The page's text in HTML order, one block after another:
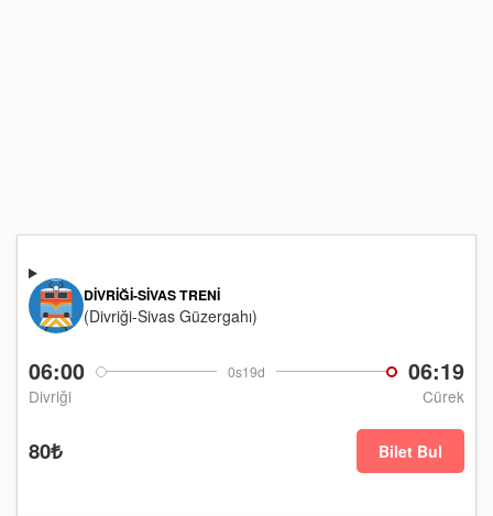
06:00 0s19d 06:19
Divriği Cürek
DIVRIĞI-SIVAS TRENI
(Divriği-Sivas Güzergahı)
80₺ Bilet Bul